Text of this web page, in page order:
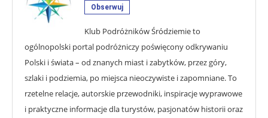
Obserwuj
Klub Podróżników Śródziemie to
ogólnopolski portal podróżniczy poświęcony odkrywaniu
Polski i świata – od znanych miast i zabytków, przez góry,
szlaki i podziemia, po miejsca nieoczywiste i zapomniane. To
rzetelne relacje, autorskie przewodniki, inspiracje wyprawowe
i praktyczne informacje dla turystów, pasjonatów historii oraz